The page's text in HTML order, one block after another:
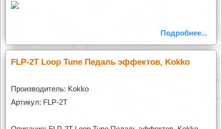
Подробнее...
FLP-2T Loop Tune Педаль эффектов, Kokko
Производитель: Kokko
Артикул: FLP-2T